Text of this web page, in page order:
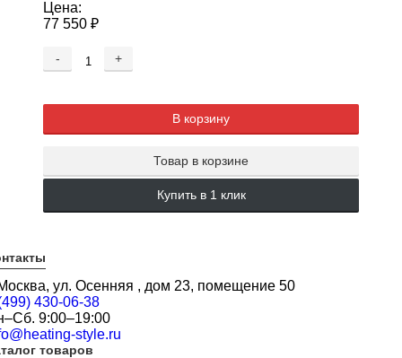
Цена:
77 550 ₽
- +
В корзину
Товар в корзине
Купить в 1 клик
ул. Осенняя , дом 23, помещение 50
430-06-38
9:00–19:00
style.ru
товаров